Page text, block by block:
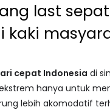
last
kaki
cepat Indonesia di
hanya untuk
lebih akomodatif